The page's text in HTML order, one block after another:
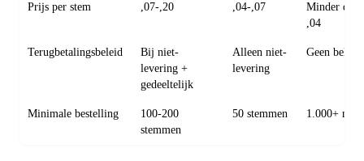
Prijs per stem ,07-,20 ,04-,07
Minder dan
,04
Terugbetalingsbeleid
Bij niet-
levering +
gedeeltelijk
Alleen niet-
levering
Geen beleid
Minimale bestelling
100-200
stemmen
50 stemmen 1.000+ min.